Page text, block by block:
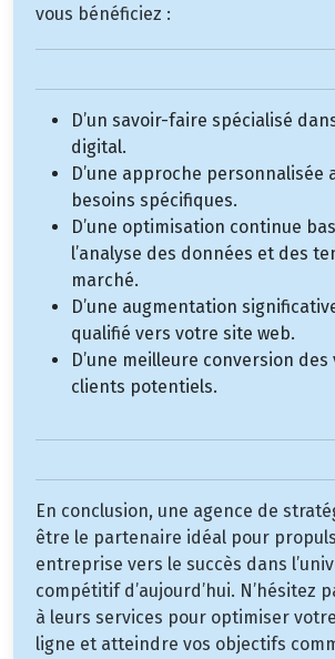
vous bénéficiez :
D’un savoir-faire spécialisé
digital.
D’une approche personnalisée
besoins spécifiques.
D’une optimisation continue
l’analyse des données et des
marché.
D’une augmentation
qualifié vers votre site web.
D’une meilleure conversion
clients potentiels.
En conclusion, une agence de
être le partenaire idéal pour
entreprise vers le succès dans
compétitif d’aujourd’hui. N’hésitez
à leurs services pour optimiser
ligne et atteindre vos objectifs